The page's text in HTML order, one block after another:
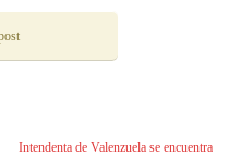
Intendenta de Valenzuela se encuentra